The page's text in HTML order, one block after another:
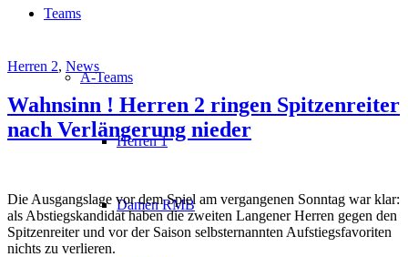
Teams
A-Teams
Herren 1
Damen RMB
Herren 2, News
Wahnsinn ! Herren 2 ringen Spitzenreiter
nach Verlängerung nieder
Die Ausgangslage vor dem Spiel am vergangenen Sonntag war klar:
als Abstiegskandidat haben die zweiten Langener Herren gegen den
Spitzenreiter und vor der Saison selbsternannten Aufstiegsfavoriten
nichts zu verlieren.